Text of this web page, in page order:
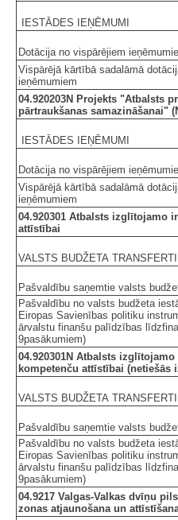
IESTĀDES IEŅĒMUMI
Dotācija no vispārējiem
Vispārējā kārtībā sadalāmā
ieņēmumiem
04.920203N Projekts "Atbalsts
pārtraukšanas samazināšanai"
IESTĀDES IEŅĒMUMI
Dotācija no vispārējiem
Vispārējā kārtībā sadalāmā
ieņēmumiem
04.920301 Atbalsts izglītojamo
attīstībai
VALSTS BUDŽETA TRANSFERTI
Pašvaldību saņemtie valsts
Pašvaldību no valsts budžeta
Eiropas Savienības politiku
ārvalstu finanšu palīdzības
9pasākumiem)
04.920301N Atbalsts
kompetenču attīstībai (netiešās
VALSTS BUDŽETA TRANSFERTI
Pašvaldību saņemtie valsts
Pašvaldību no valsts budžeta
Eiropas Savienības politiku
ārvalstu finanšu palīdzības
9pasākumiem)
04.9217 Valgas-Valkas dvīņu
zonas atjaunošana un